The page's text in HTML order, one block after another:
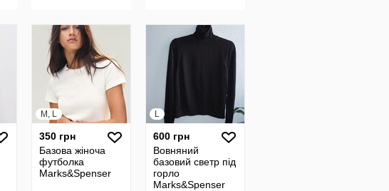
M, L
350 грн
Базова жіноча
футболка
Marks&Spenser
L
600 грн
Вовняний
базовий светр під
горло
Marks&Spenser